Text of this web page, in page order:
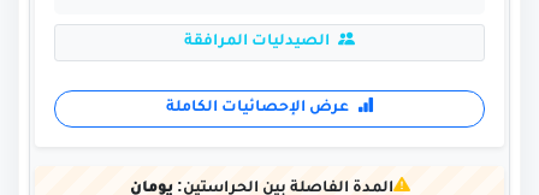
الصيدليات المرافقة
عرض الإحصائيات الكاملة
المدة الفاصلة بين الحراستين:يومان